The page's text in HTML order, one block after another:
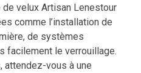
velux Artisan Lenestour
comme l’installation de
de systèmes
facilement le verrouillage.
attendez-vous à une